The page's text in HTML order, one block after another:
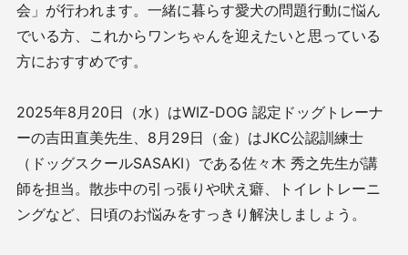
会」が行われます。一緒に暮らす愛犬の問題行動に悩ん
でいる方、これからワンちゃんを迎えたいと思っている
方におすすめです。
2025年8月20日（水）はWIZ-DOG 認定ドッグトレーナ
ーの吉田直美先生、8月29日（金）はJKC公認訓練士
（ドッグスクールSASAKI）である佐々木 秀之先生が講
師を担当。散歩中の引っ張りや吠え癖、トイレトレーニ
ングなど、日頃のお悩みをすっきり解決しましょう。